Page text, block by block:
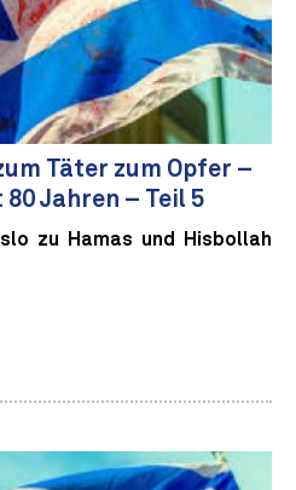
Täter zum Opfer –
Jahren – Teil 5
zu Hamas und Hisbollah